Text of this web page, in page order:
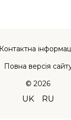
Контактна
Повна версія
© 2026
UK RU